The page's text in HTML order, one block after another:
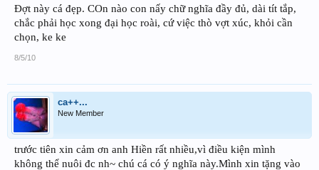
Đợt này cá đẹp. COn nào con nấy chữ nghĩa đầy đủ, dài tít tắp,
chắc phải học xong đại học roài, cứ việc thò vợt xúc, khỏi cần
chọn, ke ke
8/5/10
ca++...
New Member
trước tiên xin cảm ơn anh Hiền rất nhiều,vì điều kiện mình
không thể nuôi đc nh~ chú cá có ý nghĩa này.Mình xin tặng vào